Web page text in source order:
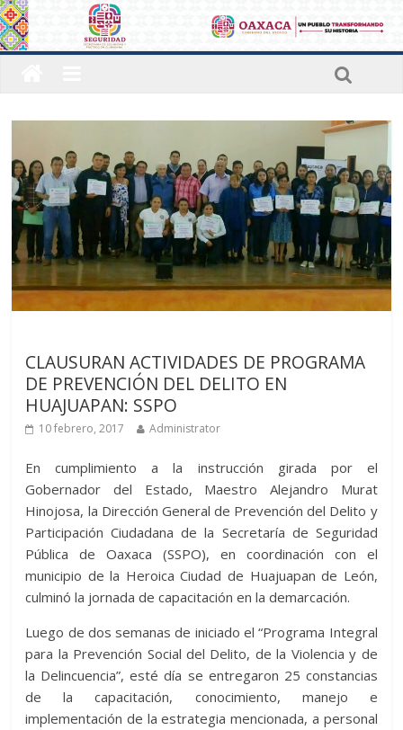
CLAUSURAN ACTIVIDADES DE PROGRAMA
DE PREVENCIÓN DEL DELITO EN
HUAJUAPAN: SSPO
10 febrero, 2017 Administrator
En cumplimiento a la instrucción girada por el
Gobernador del Estado, Maestro Alejandro Murat
Hinojosa, la Dirección General de Prevención del Delito y
Participación Ciudadana de la Secretaría de Seguridad
Pública de Oaxaca (SSPO), en coordinación con el
municipio de la Heroica Ciudad de Huajuapan de León,
culminó la jornada de capacitación en la demarcación.
Luego de dos semanas de iniciado el “Programa Integral
para la Prevención Social del Delito, de la Violencia y de
la Delincuencia”, esté día se entregaron 25 constancias
de la capacitación, conocimiento, manejo e
implementación de la estrategia mencionada, a personal